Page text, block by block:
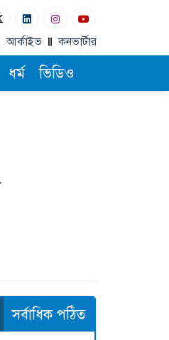
আর্কাইভ কনভার্টার
ধর্ম ভিডিও
সর্বাধিক পঠিত